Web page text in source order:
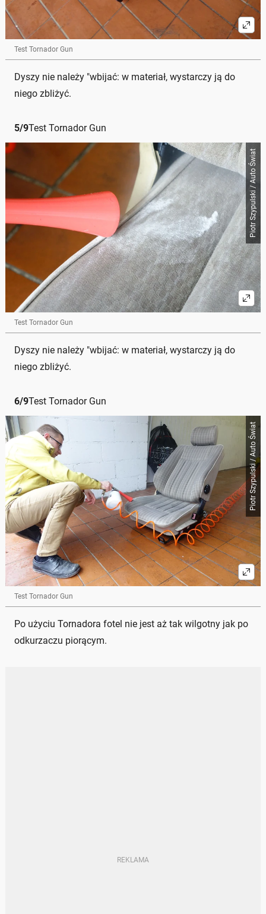
Test Tornador Gun
Dyszy nie należy "wbijać: w materiał, wystarczy ją do
niego zbliżyć.
5/9Test Tornador Gun
Piotr Szypulski / Auto Świat
Test Tornador Gun
Dyszy nie należy "wbijać: w materiał, wystarczy ją do
niego zbliżyć.
6/9Test Tornador Gun
Piotr Szypulski / Auto Świat
Test Tornador Gun
Po użyciu Tornadora fotel nie jest aż tak wilgotny jak po
odkurzaczu piorącym.